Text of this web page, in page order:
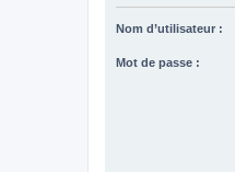
Nom d’utilisateur :
Mot de passe :